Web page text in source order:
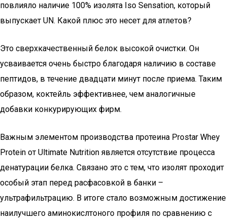
повлияло наличие 100% изолята Iso Sensation, который
выпускает UN. Какой плюс это несет для атлетов?
Это сверхкачественный белок высокой очистки. Он
усваивается очень быстро благодаря наличию в составе
пептидов, в течение двадцати минут после приема. Таким
образом, коктейль эффективнее, чем аналогичные
добавки конкурирующих фирм.
Важным элементом производства протеина Prostar Whey
Protein от Ultimate Nutrition является отсутствие процесса
денатурации белка. Связано это с тем, что изолят проходит
особый этап перед расфасовкой в банки –
ультрафильтрацию. В итоге стало возможным достижение
наилучшего аминокислтоного профиля по сравнению с